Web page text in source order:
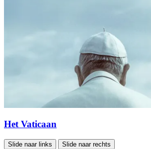
Het Vaticaan
Slide naar links Slide naar rechts